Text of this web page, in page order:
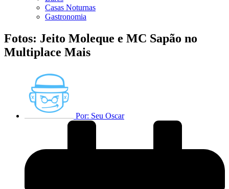
Casas Noturnas
Gastronomia
Fotos: Jeito Moleque e MC Sapão no
Multiplace Mais
Por: Seu Oscar